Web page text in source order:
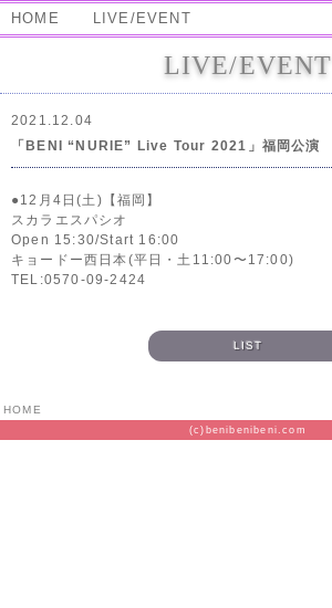
HOME LIVE/EVENT
LIVE/EVENT
2021.12.04
「BENI “NURIE” Live Tour 2021」福岡公演
●12月4日(土)【福岡】
スカラエスパシオ
Open 15:30/Start 16:00
キョードー西日本(平日・土11:00〜17:00)
TEL:0570-09-2424
LIST
HOME
(c)benibenibeni.com